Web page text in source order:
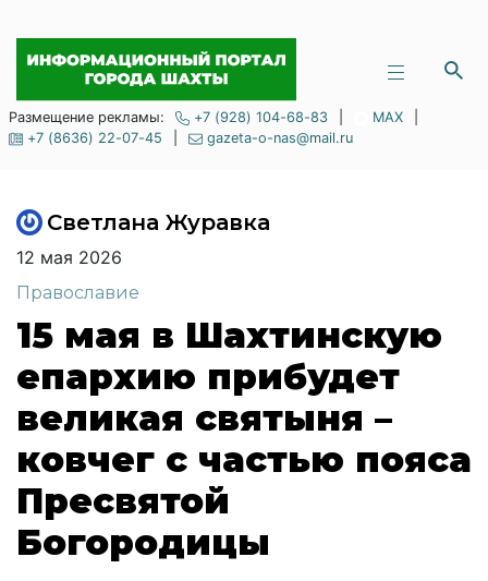
Размещение рекламы: +7 (928) 104-68-83 MAX
+7 (8636) 22-07-45
gazeta-o-nas@mail.ru
Светлана Журавка
12 мая 2026
Православие
15 мая в Шахтинскую
епархию прибудет
великая святыня –
ковчег с частью пояса
Пресвятой
Богородицы